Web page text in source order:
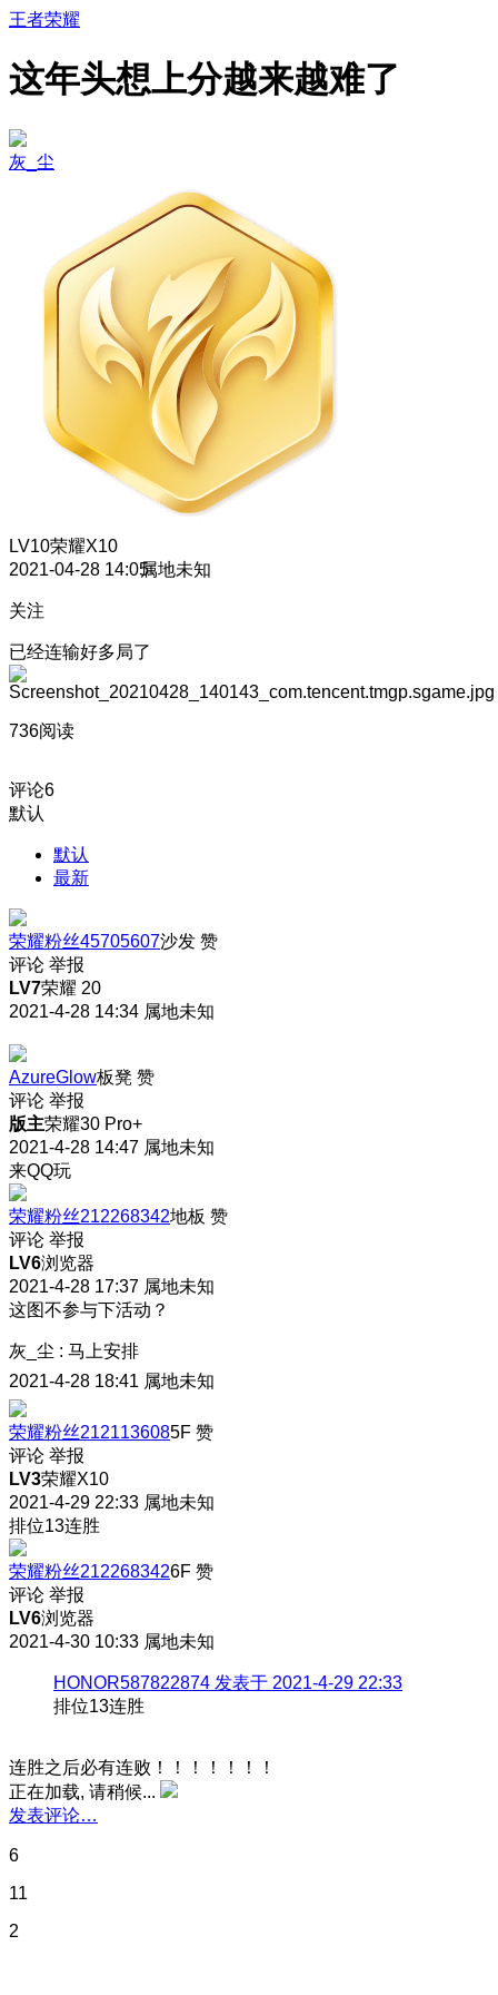
王者荣耀
这年头想上分越来越难了
灰_尘
LV10荣耀X10
2021-04-28 14:05属地未知
关注
已经连输好多局了
736阅读
评论6
默认
默认
最新
荣耀粉丝45705607沙发 赞
评论 举报
LV7荣耀 20
2021-4-28 14:34 属地未知
AzureGlow板凳 赞
评论 举报
版主荣耀30 Pro+
2021-4-28 14:47 属地未知
来QQ玩
荣耀粉丝212268342地板 赞
评论 举报
LV6浏览器
2021-4-28 17:37 属地未知
这图不参与下活动？
灰_尘 : 马上安排
2021-4-28 18:41 属地未知
荣耀粉丝2121136085F 赞
评论 举报
LV3荣耀X10
2021-4-29 22:33 属地未知
排位13连胜
荣耀粉丝2122683426F 赞
评论 举报
LV6浏览器
2021-4-30 10:33 属地未知
HONOR587822874 发表于 2021-4-29 22:33
排位13连胜
连胜之后必有连败！！！！！！！
正在加载, 请稍候...
发表评论…
6
11
2